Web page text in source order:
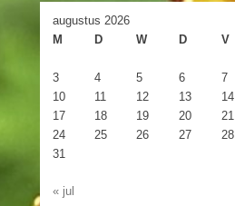
augustus 2026
M
D W D V
3
4 5 6 7
10
11 12 13 14
17
18 19 20 21
24
25 26 27 28
31
« jul